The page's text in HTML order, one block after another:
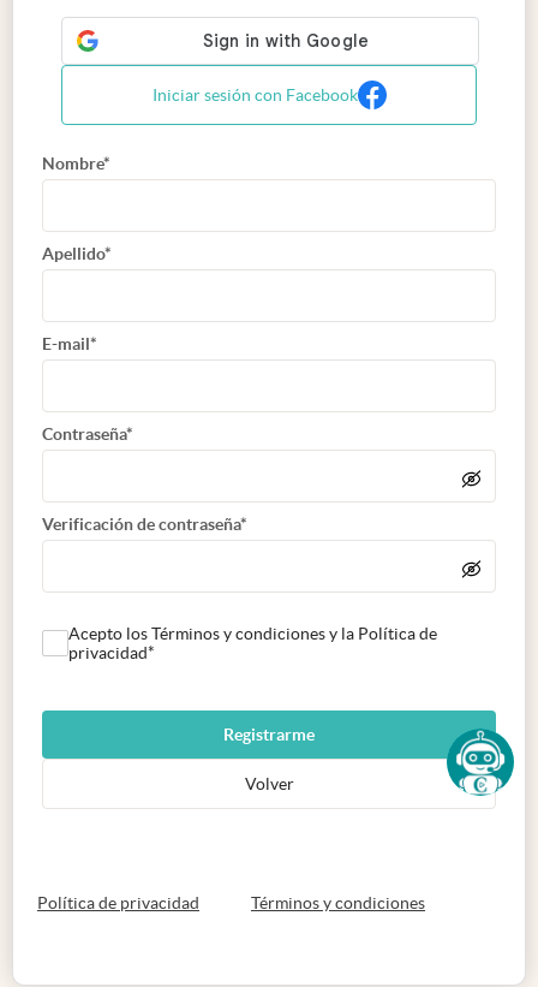
Iniciar sesión con Facebook
Nombre*
Apellido*
E-mail*
Contraseña*
Verificación de contraseña*
Acepto los Términos y condiciones y la Política de
privacidad*
Registrarme
Volver
Política de privacidad abre en nueva pestaña
Términos y condicionesabre en nueva